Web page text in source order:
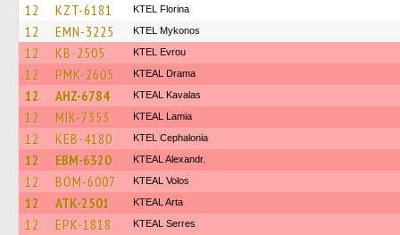
12 KZT-6181 KTEL Florina
12 EMN-3225 KTEL Mykonos
12 KB-2505 KTEL Evrou
12 PMK-2605 KTEAL Drama
12 AHZ-6784 KTEAL Kavalas
12 MIK-7353 KTEAL Lamia
12 KEB-4180 KTEL Cephalonia
12 EBM-6320 KTEAL Alexandr.
12 BOM-6007 KTEAL Volos
12 ATK-2501 KTEAL Arta
12 EPK-1818 KTEAL Serres